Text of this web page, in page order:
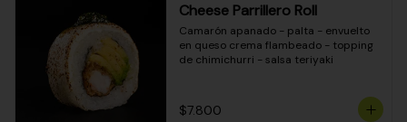
Cheese Parrillero Roll
Camarón apanado - palta - envuelto
en queso crema flambeado - topping
de chimichurri - salsa teriyaki
$7.800